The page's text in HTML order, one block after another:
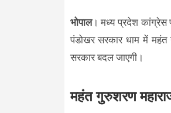
भोपाल। मध्य प्रदेश कांग्रेस
पंडोखर सरकार धाम में महंत
सरकार बदल जाएगी।
महंत गुरुशरण